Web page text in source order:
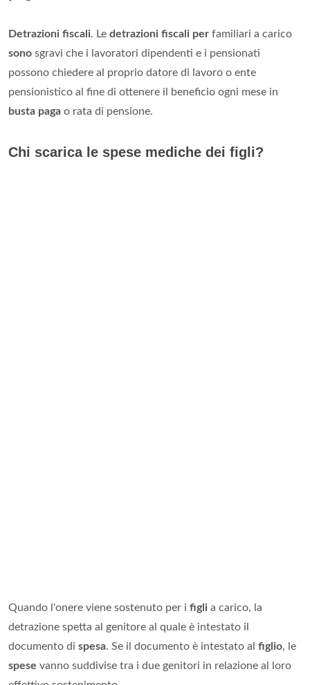
Detrazioni fiscali. Le detrazioni fiscali per familiari a carico
sono sgravi che i lavoratori dipendenti e i pensionati
possono chiedere al proprio datore di lavoro o ente
pensionistico al fine di ottenere il beneficio ogni mese in
busta paga o rata di pensione.
Chi scarica le spese mediche dei figli?
Quando l'onere viene sostenuto per i figli a carico, la
detrazione spetta al genitore al quale è intestato il
documento di spesa. Se il documento è intestato al figlio, le
spese vanno suddivise tra i due genitori in relazione al loro